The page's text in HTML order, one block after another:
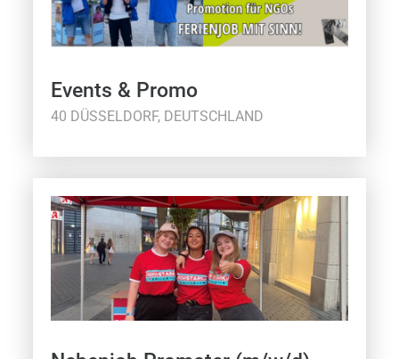
Events & Promo
40 DÜSSELDORF, DEUTSCHLAND